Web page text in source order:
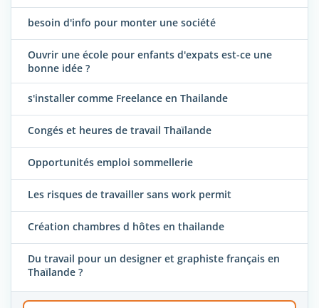
besoin d'info pour monter une société
Ouvrir une école pour enfants d'expats est-ce une
bonne idée ?
s'installer comme Freelance en Thailande
Congés et heures de travail Thaïlande
Opportunités emploi sommellerie
Les risques de travailler sans work permit
Création chambres d hôtes en thailande
Du travail pour un designer et graphiste français en
Thaïlande ?